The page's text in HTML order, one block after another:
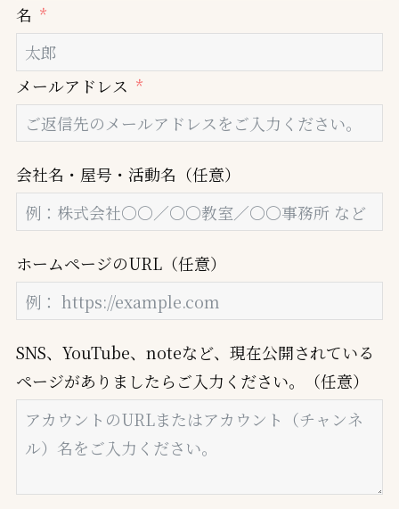
名
メールアドレス
会社名・屋号・活動名（任意）
ホームページのURL（任意）
SNS、YouTube、noteなど、現在公開されている
ページがありましたらご入力ください。（任意）